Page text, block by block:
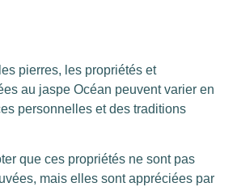
pierres, les propriétés et
au jaspe Océan peuvent varier en
personnelles et des traditions
que ces propriétés ne sont pas
mais elles sont appréciées par